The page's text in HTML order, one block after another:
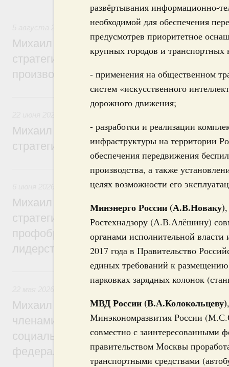
развёртывания информационно-
необходимой для обеспечения
предусмотрев приоритетное
крупных городов и
- применения на общественном
систем «искусственного
дорожного движения;
- разработки и реализации
инфраструктуры на территории
обеспечения передвижения
производства, а также
целях возможности его
Минэнерго России (А.В.Новаку)
Ростехнадзору (А.В.Алёшину)
органами исполнительной власти
2017 года в Правительство
единых требований к
парковках зарядных колонок
МВД России (В.А.Колокольцеву)
Минэкономразвития России
совместно с заинтересованными
правительством Москвы
транспортными средствами
Вчера
Вопросы производительности труда и
Михаил Мишустин дал поручения по
стратегической сессии, посвящённой
производительности труда
22 июня, понедельник
Михаил Мишустин дал поручения по
стратегической сессии по развитию
6 июня, суббота
Высшее, послевузовское и непрерывное
Михаил Мишустин дал поручения по
стратегической сессии по развитию
профобразования для достижения
лидерства
22 мая, пятница
Михаил Мишустин дал поручения по
членами Правительственной комиссии
социально-экономического развития
федерального округа